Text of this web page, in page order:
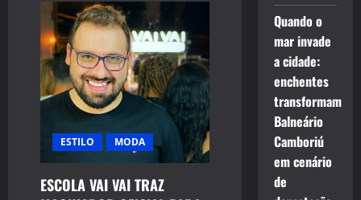
ESTILO MODA
ESCOLA VAI VAI TRAZ
Quando o
mar invade
a cidade:
enchentes
transformam
Balneário
Camboriú
em cenário
de